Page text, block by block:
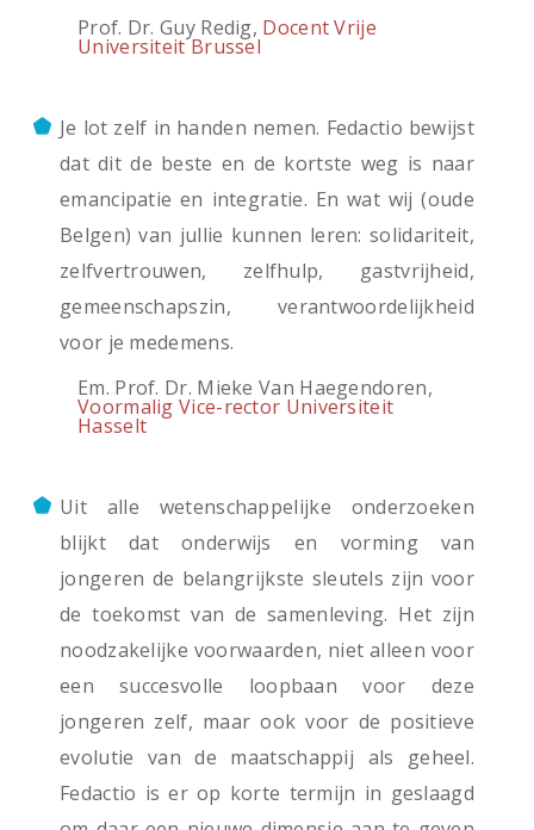
Prof. Dr. Guy Redig, Docent Vrije
Universiteit Brussel
Je lot zelf in handen nemen. Fedactio bewijst
dat dit de beste en de kortste weg is naar
emancipatie en integratie. En wat wij (oude
Belgen) van jullie kunnen leren: solidariteit,
zelfvertrouwen, zelfhulp, gastvrijheid,
gemeenschapszin, verantwoordelijkheid
voor je medemens.
Em. Prof. Dr. Mieke Van Haegendoren,
Voormalig Vice-rector Universiteit
Hasselt
Uit alle wetenschappelijke onderzoeken
blijkt dat onderwijs en vorming van
jongeren de belangrijkste sleutels zijn voor
de toekomst van de samenleving. Het zijn
noodzakelijke voorwaarden, niet alleen voor
een succesvolle loopbaan voor deze
jongeren zelf, maar ook voor de positieve
evolutie van de maatschappij als geheel.
Fedactio is er op korte termijn in geslaagd